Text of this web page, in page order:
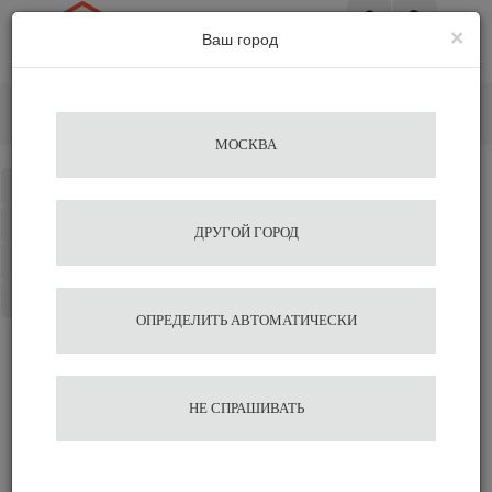
Кофемолка Fiorenzato F83
E Pearl White
×
Ваш город
МОСКВА
ДРУГОЙ ГОРОД
ОПРЕДЕЛИТЬ АВТОМАТИЧЕСКИ
НЕ СПРАШИВАТЬ